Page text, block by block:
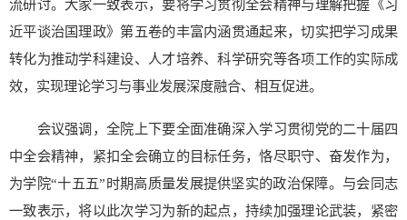
流研讨。大家一致表示，要将学习贯彻全会精神与理解把握《习
近平谈治国理政》第五卷的丰富内涵贯通起来，切实把学习成果
转化为推动学科建设、人才培养、科学研究等各项工作的实际成
效，实现理论学习与事业发展深度融合、相互促进。
会议强调，全院上下要全面准确深入学习贯彻党的二十届四
中全会精神，紧扣全会确立的目标任务，恪尽职守、奋发作为，
为学院“十五五”时期高质量发展提供坚实的政治保障。与会同志
一致表示，将以此次学习为新的起点，持续加强理论武装，紧密